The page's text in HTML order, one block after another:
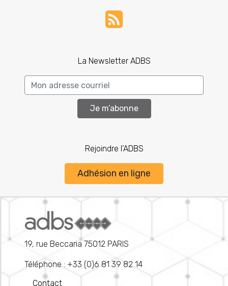
La Newsletter ADBS
Je m’abonne
Rejoindre l’ADBS
Adhésion en ligne
19, rue Beccaria 75012 PARIS
Téléphone : +33 (0)6 81 39 82 14
Contact